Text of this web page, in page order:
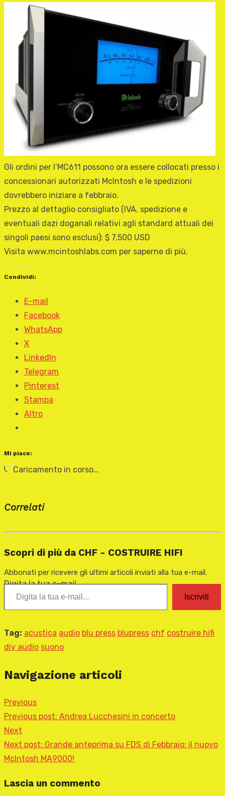
Gli ordini per l’MC611 possono ora essere collocati presso i
concessionari autorizzati McIntosh e le spedizioni
dovrebbero iniziare a febbraio.
Prezzo al dettaglio consigliato (IVA, spedizione e
eventuali dazi doganali relativi agli standard attuali dei
singoli paesi sono esclusi): $ 7,500 USD
Visita www.mcintoshlabs.com per saperne di più.
Condividi:
E-mail
Facebook
WhatsApp
X
LinkedIn
Telegram
Pinterest
Stampa
Altro
Mi piace:
Caricamento in corso…
Correlati
Scopri di più da CHF - COSTRUIRE HIFI
Abbonati per ricevere gli ultimi articoli inviati alla tua e-mail.
Digita la tua e-mail...
Iscriviti
Tag: acustica audio blu press blupress chf costruire hifi
diy audio suono
Navigazione articoli
Previous
Previous post: Andrea Lucchesini in concerto
Next
Next post: Grande anteprima su FDS di Febbraio: il nuovo
McIntosh MA9000!
Lascia un commento